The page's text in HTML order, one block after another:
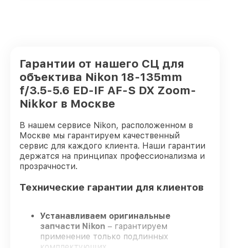
Гарантии от нашего СЦ для
объектива Nikon 18-135mm
f/3.5-5.6 ED-IF AF-S DX Zoom-
Nikkor в Москве
В нашем сервисе Nikon, расположенном в
Москве мы гарантируем качественный
сервис для каждого клиента. Наши гарантии
держатся на принципах профессионализма и
прозрачности.
Технические гарантии для клиентов
Устанавливаем оригинальные
запчасти Nikon – гарантируем
применение только подлинных